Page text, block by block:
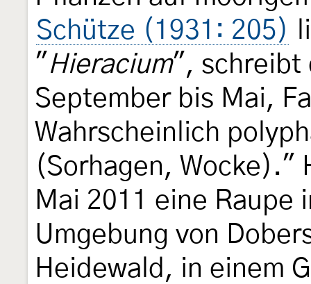
Schütze (1931: 205)
" Hieracium", schreibt
September bis Mai,
Wahrscheinlich
(Sorhagen, Wocke)."
Mai 2011 eine Raupe
Umgebung von
Heidewald, in einem